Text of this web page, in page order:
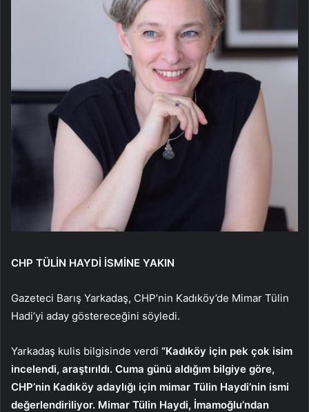
CHP TÜLİN HAYDİ İSMİNE YAKIN
Gazeteci Barış Yarkadaş, CHP’nin Kadıköy’de Mimar Tülin
Hadi’yi aday göstereceğini söyledi.
Yarkadaş kulis bilgisinde verdi “Kadıköy için pek çok isim
incelendi, araştırıldı. Cuma günü aldığım bilgiye göre,
CHP’nin Kadıköy adaylığı için mimar Tülin Haydi’nin ismi
değerlendiriliyor. Mimar Tülin Haydi, İmamoğlu’ndan